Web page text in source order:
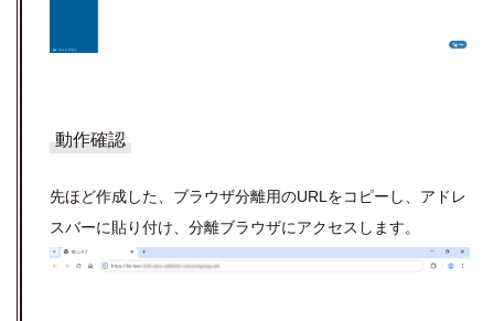
動作確認
先ほど作成した、ブラウザ分離用のURLをコピーし、アドレ
スバーに貼り付け、分離ブラウザにアクセスします。